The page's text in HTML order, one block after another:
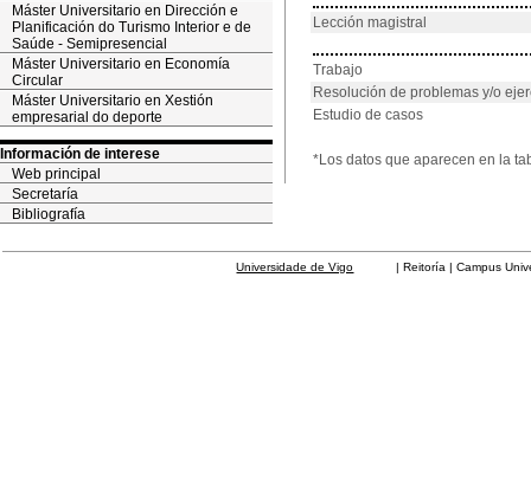
Máster Universitario en Dirección e
Planificación do Turismo Interior e de
Saúde - Semipresencial
Máster Universitario en Economía
Circular
Máster Universitario en Xestión
empresarial do deporte
Información de interese
Web principal
Secretaría
Bibliografía
Lección magistral
Trabajo
Resolución de problemas y/o
Estudio de casos
*Los datos que aparecen en la
Universidade de Vigo | Reitoría | Campus